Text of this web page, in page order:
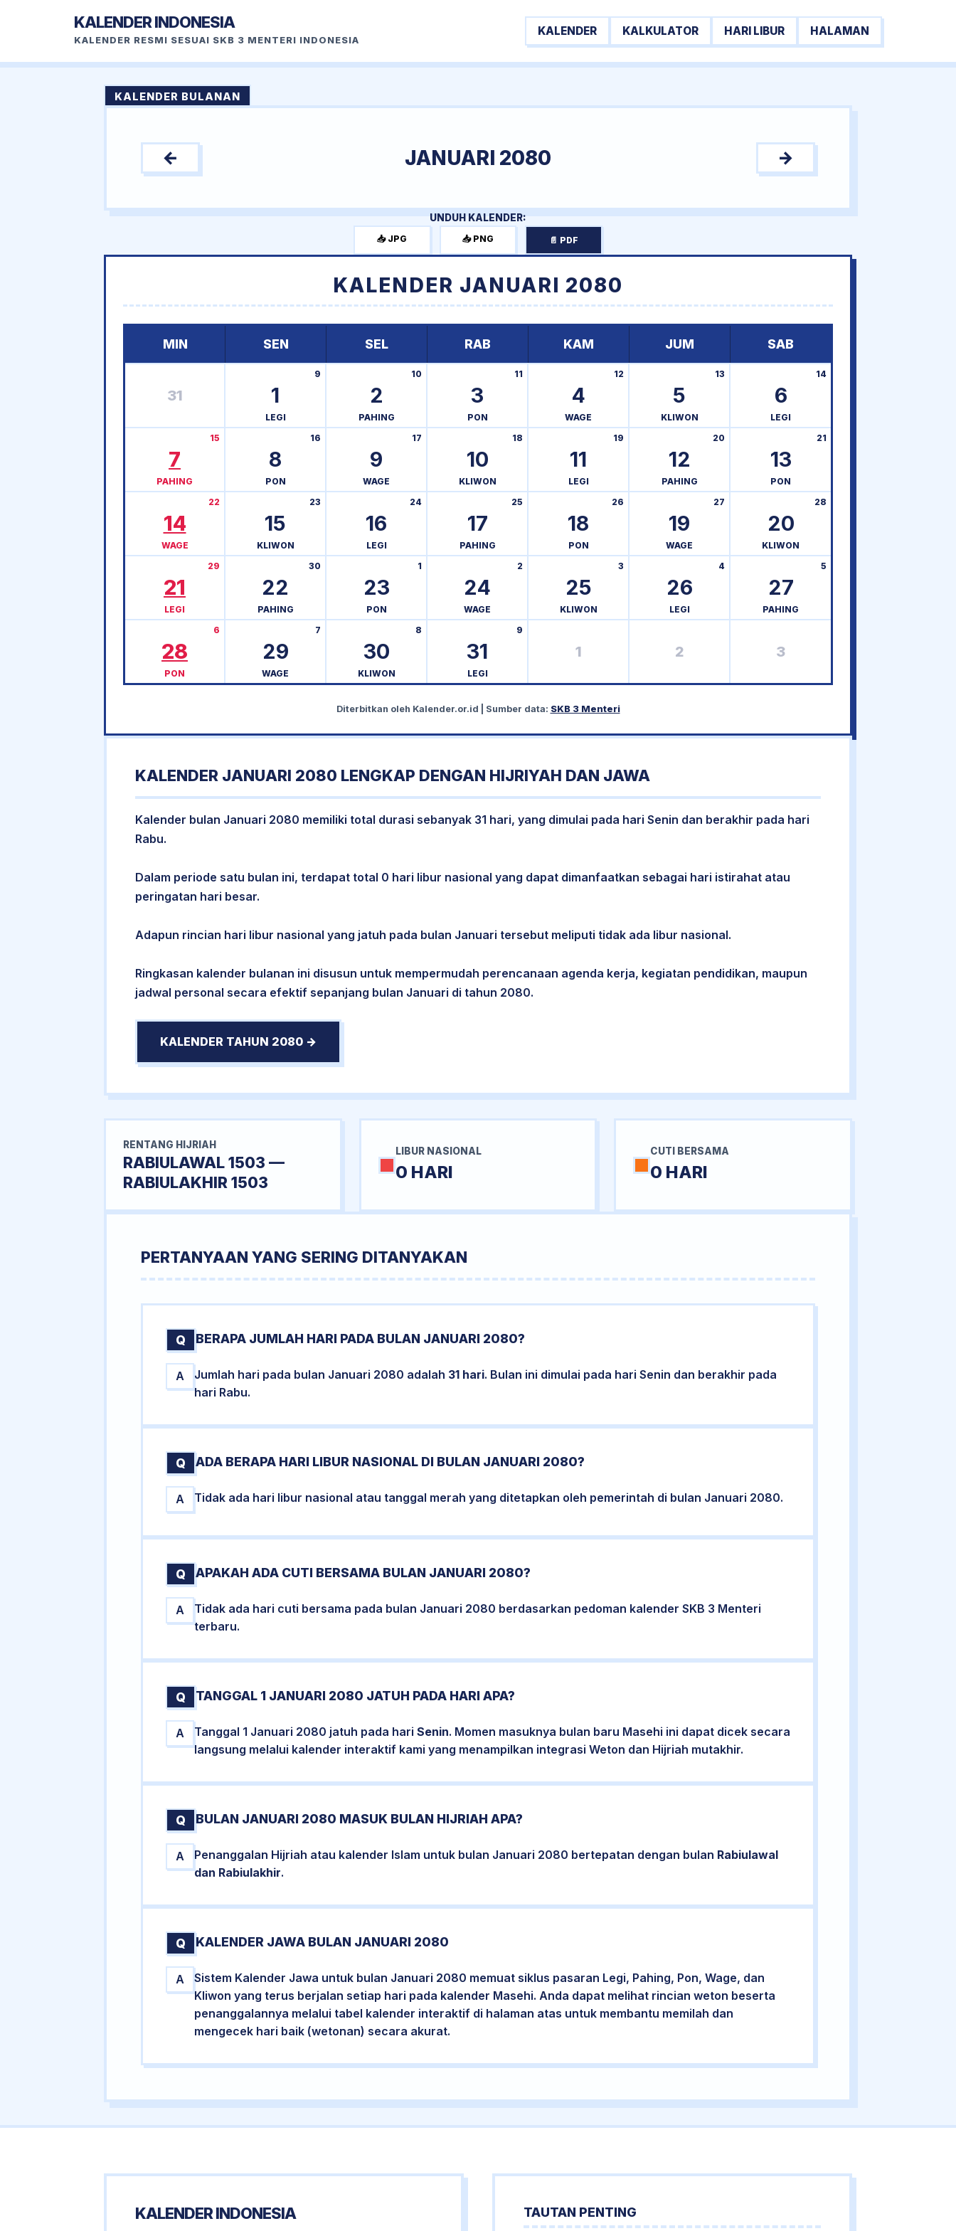
KALENDER INDONESIA
KALENDER RESMI SESUAI SKB 3 MENTERI INDONESIA
KALENDER KALKULATOR HARI LIBUR HALAMAN
KALENDER BULANAN
← JANUARI 2080 →
UNDUH KALENDER:
📥 JPG 📥 PNG 📄 PDF
KALENDER JANUARI 2080
MIN SEN SEL RAB KAM JUM SAB
31 1
9
LEGI
2
10
PAHING
3
11
PON
4
12
WAGE
5
13
KLIWON
6
14
LEGI
7
15
PAHING
8
16
PON
9
17
WAGE
10
18
KLIWON
11
19
LEGI
12
20
PAHING
13
21
PON
14
22
WAGE
15
23
KLIWON
16
24
LEGI
17
25
PAHING
18
26
PON
19
27
WAGE
20
28
KLIWON
21
29
LEGI
22
30
PAHING
23
1
PON
24
2
WAGE
25
3
KLIWON
26
4
LEGI
27
5
PAHING
28
6
PON
29
7
WAGE
30
8
KLIWON
31
9
LEGI
1 2 3
Diterbitkan oleh Kalender.or.id | Sumber data: SKB 3 Menteri
KALENDER JANUARI 2080 LENGKAP DENGAN HIJRIYAH DAN JAWA
Kalender bulan Januari 2080 memiliki total durasi sebanyak 31 hari, yang dimulai pada hari Senin dan berakhir pada hari
Rabu.
Dalam periode satu bulan ini, terdapat total 0 hari libur nasional yang dapat dimanfaatkan sebagai hari istirahat atau
peringatan hari besar.
Adapun rincian hari libur nasional yang jatuh pada bulan Januari tersebut meliputi tidak ada libur nasional.
Ringkasan kalender bulanan ini disusun untuk mempermudah perencanaan agenda kerja, kegiatan pendidikan, maupun
jadwal personal secara efektif sepanjang bulan Januari di tahun 2080.
KALENDER TAHUN 2080 →
RENTANG HIJRIAH
RABIULAWAL 1503 —
RABIULAKHIR 1503
LIBUR NASIONAL
0 HARI
CUTI BERSAMA
0 HARI
PERTANYAAN YANG SERING DITANYAKAN
Q BERAPA JUMLAH HARI PADA BULAN JANUARI 2080?
A Jumlah hari pada bulan Januari 2080 adalah 31 hari. Bulan ini dimulai pada hari Senin dan berakhir pada
hari Rabu.
Q ADA BERAPA HARI LIBUR NASIONAL DI BULAN JANUARI 2080?
A Tidak ada hari libur nasional atau tanggal merah yang ditetapkan oleh pemerintah di bulan Januari 2080.
Q APAKAH ADA CUTI BERSAMA BULAN JANUARI 2080?
A
Tidak ada hari cuti bersama pada bulan Januari 2080 berdasarkan pedoman kalender SKB 3 Menteri
terbaru.
Q TANGGAL 1 JANUARI 2080 JATUH PADA HARI APA?
A Tanggal 1 Januari 2080 jatuh pada hari Senin. Momen masuknya bulan baru Masehi ini dapat dicek secara
langsung melalui kalender interaktif kami yang menampilkan integrasi Weton dan Hijriah mutakhir.
Q BULAN JANUARI 2080 MASUK BULAN HIJRIAH APA?
A Penanggalan Hijriah atau kalender Islam untuk bulan Januari 2080 bertepatan dengan bulan Rabiulawal
dan Rabiulakhir.
Q KALENDER JAWA BULAN JANUARI 2080
A
Sistem Kalender Jawa untuk bulan Januari 2080 memuat siklus pasaran Legi, Pahing, Pon, Wage, dan
Kliwon yang terus berjalan setiap hari pada kalender Masehi. Anda dapat melihat rincian weton beserta
penanggalannya melalui tabel kalender interaktif di halaman atas untuk membantu memilah dan
mengecek hari baik (wetonan) secara akurat.
KALENDER INDONESIA TAUTAN PENTING